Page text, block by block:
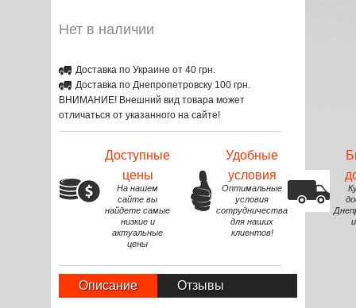
Нет в наличии
Доставка по Украине от 40 грн.
Доставка по Днепропетровску 100 грн.
ВНИМАНИЕ! Внешний вид товара может
отличаться от указанного на сайте!
Доступные
цены
На нашем
сайте вы
найдете самые
низкие и
актуальные
цены
Удобные
условия
Оптимальные
условия
сотрудничества
для наших
клиентов!
Описание Отзывы